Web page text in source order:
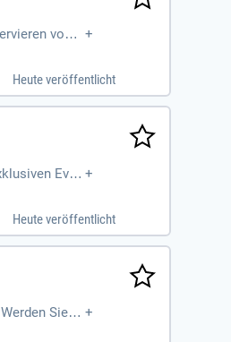
von S +
Heute veröffentlicht
Even +
Heute veröffentlicht
Sie T +